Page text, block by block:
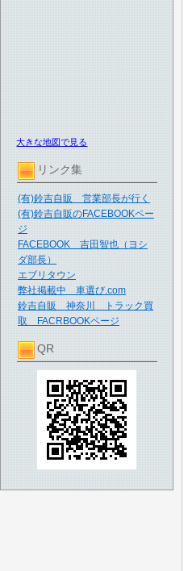
大きな地図で見る
リンク集
(有)鈴吉自販 営業部長が行く
(有)鈴吉自販のFACEBOOKペー
ジ
FACEBOOK 吉田智也（ヨシ
ダ部長）
エブリタウン
弊社掲載中 車選び.com
鈴吉自販 神奈川 トラック買
取 FACRBOOKページ
QR